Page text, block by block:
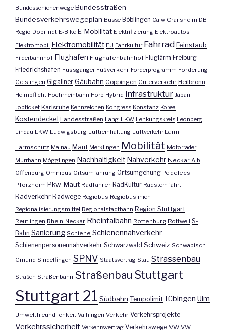
Bundesschienenwege Bundesstraßen
Bundesverkehrswegeplan Busse Böblingen Calw Crailsheim DB
Regio Dobrindt E-Bike E-Mobilität Elektrifizierung Elektroautos
Elektromobil Elektromobilität EU Fahrkultur FahrradFeinstaub
Filderbahnhof Flughafen Flughafenbahnhof Fluglärm Freiburg
Friedrichshafen Fussgänger Fußverkehr Förderprogramm Förderung
Geislingen Gigaliner Gäubahn Göppingen Güterverkehr Heilbronn
Helmpflicht Hochrheinbahn Horb Hybrid Infrastruktur Japan
Jobticket Karlsruhe Kennzeichen Kongress Konstanz Korea
Kostendeckel Landesstraßen Lang-LKW Lenkungskreis Leonberg
Lindau LKW Ludwigsburg Luftreinhaltung Luftverkehr Lärm
Lärmschutz Mainau Maut Merklingen Mobilität Motorräder
Murrbahn Mögglingen Nachhaltigkeit Nahverkehr Neckar-Alb
Offenburg Omnibus Ortsumfahrung Ortsumgehung Pedelecs
Pforzheim Pkw-Maut Radfahrer RadKultur Radsternfahrt
Radverkehr Radwege Regiobus Regiobuslinien
Regionalisierungsmittel Regionalstadtbahn Region Stuttgart
Reutlingen Rhein-Neckar Rheintalbahn Rottenburg Rottweil S-
Bahn Sanierung Schiene Schienennahverkehr
Schienenpersonennahverkehr Schwarzwald Schweiz Schwäbisch
Gmünd Sindelfingen SPNV Staatsvertrag Stau Strassenbau
Straßen Straßenbahn Straßenbau Stuttgart
Stuttgart 21 Südbahn Tempolimit Tübingen Ulm
Umweltfreundlichkeit Vaihingen Verkehr Verkehrsprojekte
Verkehrssicherheit Verkehrsvertrag Verkehrswege VW VW-